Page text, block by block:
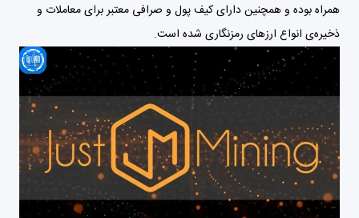
همراه بوده و همچنین دارای کیف پول و صرافی معتبر برای معاملات و
ذخیره‌ی انواع ارزهای رمزنگاری شده است.